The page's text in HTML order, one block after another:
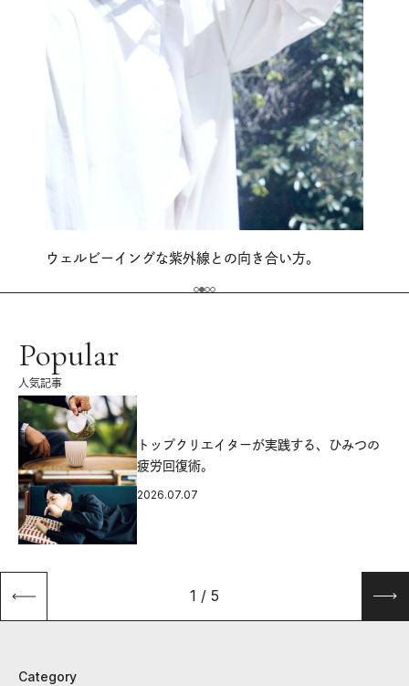
ウェルビーイングな紫外線との向き合い方。
Popular
人気記事
トップクリエイターが実践する、ひみつの
疲労回復術。
2026.07.07
1 / 5
Category